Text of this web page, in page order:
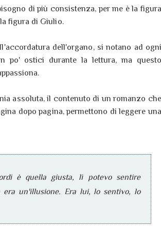
di più consistenza, per me è la figura
figura di Giulio.
dell'organo, si notano ad ogni
po' ostici durante la lettura, ma questo
assoluta, il contenuto di un romanzo che
dopo pagina, permettono di leggere una
è quella giusta, lì potevo sentire
era un'illusione. Era lui, lo sentivo, lo